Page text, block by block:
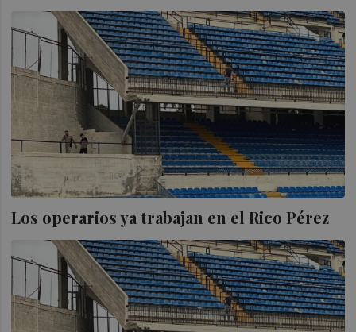
Los operarios ya trabajan en el Rico Pérez